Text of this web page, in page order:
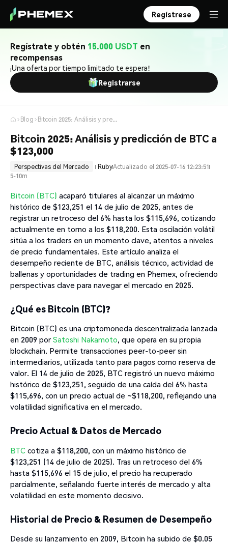
Regístrese
Regístrate y obtén 15.000 USDT en
recompensas
¡Una oferta por tiempo limitado te espera!
Registrarse
Blog Bitcoin 2025: Análisis y predicción de BTC a $123,000
Bitcoin 2025: Análisis y predicción de BTC a
$123,000
Perspectivas del Mercado RubyActualizado el 2025-07-16 12:23:51
5-10m
Bitcoin (BTC) acaparó titulares al alcanzar un máximo
histórico de $123,251 el 14 de julio de 2025, antes de
registrar un retroceso del 6% hasta los $115,696, cotizando
actualmente en torno a los $118,200. Esta oscilación volátil
sitúa a los traders en un momento clave, atentos a niveles
de precio fundamentales. Este artículo analiza el
desempeño reciente de BTC, análisis técnico, actividad de
ballenas y oportunidades de trading en Phemex, ofreciendo
perspectivas clave para navegar el mercado en 2025.
¿Qué es Bitcoin (BTC)?
Bitcoin (BTC) es una criptomoneda descentralizada lanzada
en 2009 por Satoshi Nakamoto, que opera en su propia
blockchain. Permite transacciones peer-to-peer sin
intermediarios, utilizada tanto para pagos como reserva de
valor. El 14 de julio de 2025, BTC registró un nuevo máximo
histórico de $123,251, seguido de una caída del 6% hasta
$115,696, con un precio actual de ~$118,200, reflejando una
volatilidad significativa en el mercado.
Precio Actual & Datos de Mercado
BTC cotiza a $118,200, con un máximo histórico de
$123,251 (14 de julio de 2025). Tras un retroceso del 6%
hasta $115,696 el 15 de julio, el precio ha recuperado
parcialmente, señalando fuerte interés de mercado y alta
volatilidad en este momento decisivo.
Historial de Precio & Resumen de Desempeño
Desde su lanzamiento en 2009, Bitcoin ha subido de $0.05